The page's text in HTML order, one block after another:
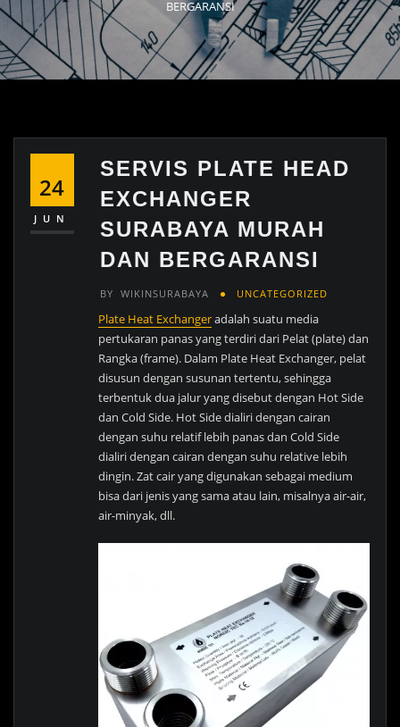
BERGARANSI
24
JUN
SERVIS PLATE HEAD
EXCHANGER
SURABAYA MURAH
DAN BERGARANSI
BY WIKINSURABAYA UNCATEGORIZED
Plate Heat Exchangeradalah suatu media
pertukaran panas yang terdiri dari Pelat (plate) dan
Rangka (frame). Dalam Plate Heat Exchanger, pelat
disusun dengan susunan tertentu, sehingga
terbentuk dua jalur yang disebut dengan Hot Side
dan Cold Side. Hot Side dialiri dengan cairan
dengan suhu relatif lebih panas dan Cold Side
dialiri dengan cairan dengan suhu relative lebih
dingin. Zat cair yang digunakan sebagai medium
bisa dari jenis yang sama atau lain, misalnya air-air,
air-minyak, dll.